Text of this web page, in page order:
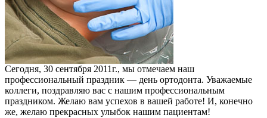
Сегодня, 30 сентября 2011г., мы отмечаем наш
профессиональный праздник — день ортодонта. Уважаемые
коллеги, поздравляю вас с нашим профессиональным
праздником. Желаю вам успехов в вашей работе! И, конечно
же, желаю прекрасных улыбок нашим пациентам!